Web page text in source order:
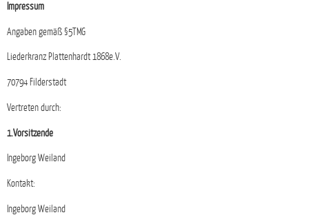
Impressum
Angaben gemäß §5TMG
Liederkranz Plattenhardt 1868e.V.
70794 Filderstadt
Vertreten durch:
1.Vorsitzende
Ingeborg Weiland
Kontakt:
Ingeborg Weiland